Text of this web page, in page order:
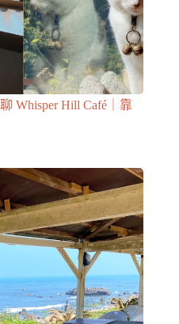
Whisper Hill Café｜靠